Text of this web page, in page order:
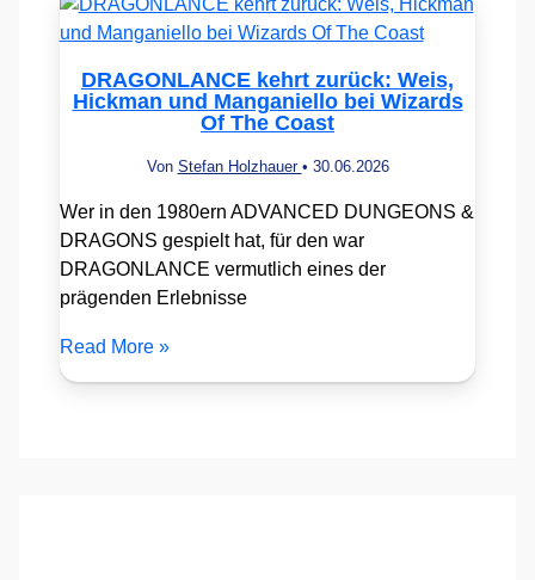
DRAGONLANCE kehrt zurück: Weis,
Hickman und Manganiello bei Wizards
Of The Coast
Von Stefan Holzhauer • 30.06.2026
Wer in den 1980ern ADVANCED DUNGEONS &
DRAGONS gespielt hat, für den war
DRAGONLANCE vermutlich eines der
prägenden Erlebnisse
Read More »